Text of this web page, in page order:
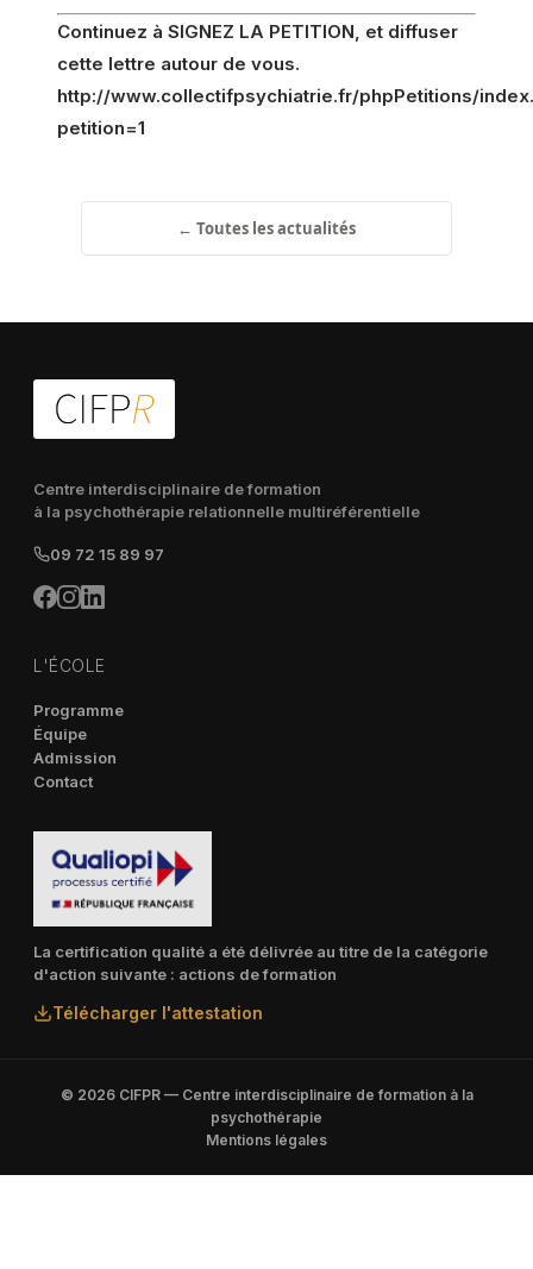
Continuez à SIGNEZ LA PETITION, et diffuser
cette lettre autour de vous.
http://www.collectifpsychiatrie.fr/phpPetitions/
petition=1
← Toutes les actualités
Centre interdisciplinaire de formation
à la psychothérapie relationnelle multiréférentielle
09 72 15 89 97
L'ÉCOLE
Programme
Équipe
Admission
Contact
La certification qualité a été délivrée au titre de la catégorie
d'action suivante : actions de formation
Télécharger l'attestation
© 2026 CIFPR — Centre interdisciplinaire de formation à la
psychothérapie
Mentions légales